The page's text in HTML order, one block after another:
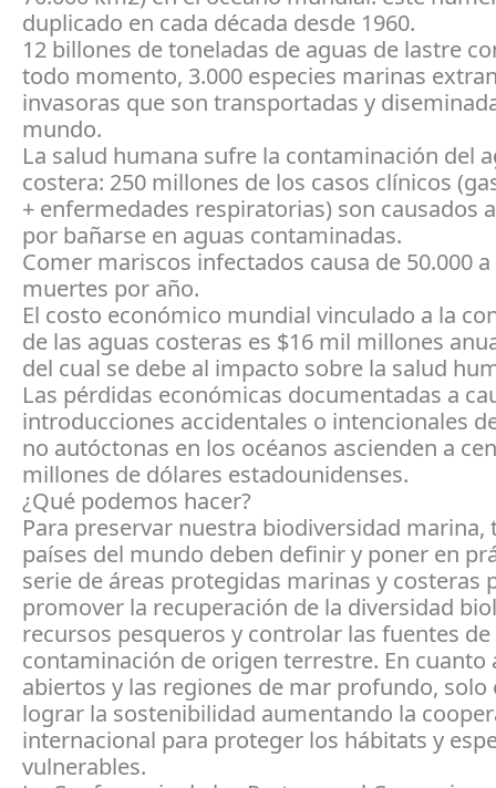
duplicado en cada década desde 1960.
12 billones de toneladas de aguas de lastre
todo momento, 3.000 especies marinas
invasoras que son transportadas y
mundo.
La salud humana sufre la contaminación del
costera: 250 millones de los casos clínicos
+ enfermedades respiratorias) son causados
por bañarse en aguas contaminadas.
Comer mariscos infectados causa de 50.000 a
muertes por año.
El costo económico mundial vinculado a la
de las aguas costeras es $16 mil millones
del cual se debe al impacto sobre la salud
Las pérdidas económicas documentadas a
introducciones accidentales o intencionales
no autóctonas en los océanos ascienden a
millones de dólares estadounidenses.
¿Qué podemos hacer?
Para preservar nuestra biodiversidad marina,
países del mundo deben definir y poner en
serie de áreas protegidas marinas y costeras
promover la recuperación de la diversidad
recursos pesqueros y controlar las fuentes de
contaminación de origen terrestre. En cuanto
abiertos y las regiones de mar profundo, solo
lograr la sostenibilidad aumentando la
internacional para proteger los hábitats y
vulnerables.